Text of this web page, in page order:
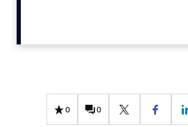
Diversiteit
0 0